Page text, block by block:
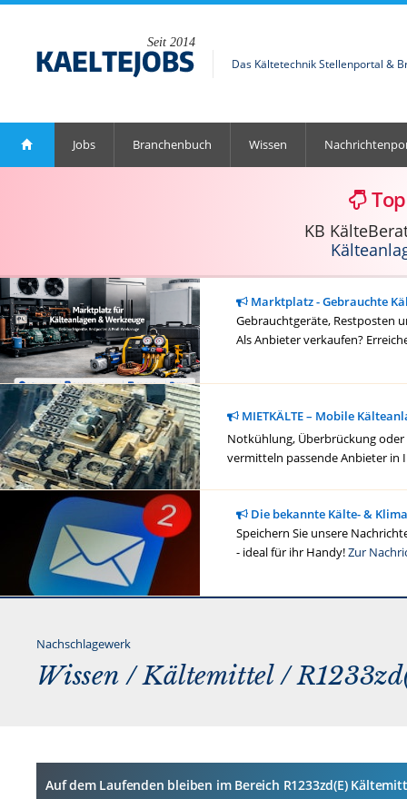
Seit 2014
Das Kältetechnik Stellenportal &
Jobs Branchenbuch Wissen
KB
Marktplatz - Gebrauchte
Gebrauchtgeräte, Restposten
Als Anbieter verkaufen?
MIETKÄLTE – Mobile
Notkühlung, Überbrückung
vermitteln passende Anbieter in
Die bekannte Kälte- &
Speichern Sie unsere
- ideal für ihr Handy!Zur
Nachschlagewerk
Wissen /Kältemittel/
Auf dem Laufenden bleiben im Bereich R1233zd(E)